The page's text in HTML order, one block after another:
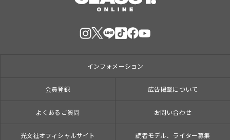
インフォメーション
会員登録 広告掲載について
よくあるご質問 お問い合わせ
光文社オフィシャルサイト 読者モデル、ライター募集